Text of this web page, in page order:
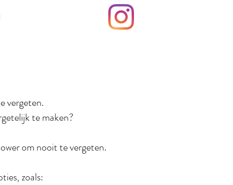
vergeten.
te maken?
om nooit te vergeten.
zoals: